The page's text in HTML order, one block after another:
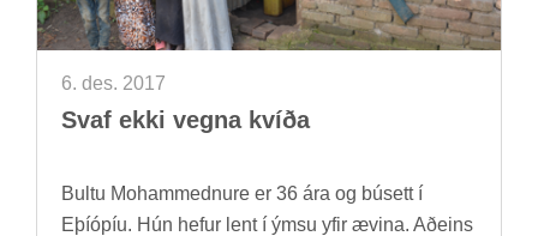
6. des. 2017
Svaf ekki vegna kvíða
Bultu Mohammednure er 36 ára og bú­sett í
Eþí­óp­íu. Hún hef­ur lent í ýmsu yfir æv­ina. Að­eins